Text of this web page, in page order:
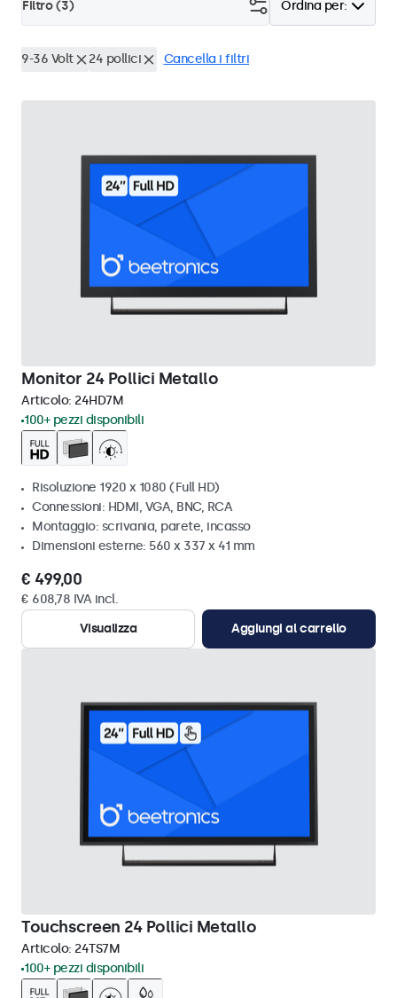
Ordina per:
Filtro (3)
9-36 Volt 24 pollici Cancella i filtri
Monitor 24 Pollici Metallo
Articolo: 24HD7M
100+ pezzi disponibili
Risoluzione 1920 x 1080 (Full HD)
Connessioni: HDMI, VGA, BNC, RCA
Montaggio: scrivania, parete, incasso
Dimensioni esterne: 560 x 337 x 41 mm
€ 499,00
€ 608,78 IVA incl.
Visualizza
Aggiungi al carrello
Touchscreen 24 Pollici Metallo
Articolo: 24TS7M
100+ pezzi disponibili